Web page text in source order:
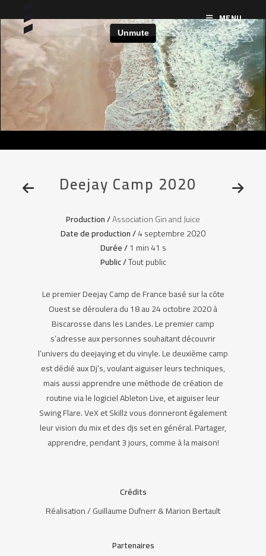
MENU
Deejay Camp 2020
Production /Association Gin and Juice
Date de production /4 septembre 2020
Durée /1 min 41 s
Public /Tout public
Le premier Deejay Camp de France basé sur la côte
Ouest se déroulera du 18 au 24 octobre 2020 à
Biscarosse dans les Landes. Le premier camp
s’adresse aux personnes souhaitant découvrir
l’univers du deejaying et du vinyle. Le deuxième camp
est dédié aux Dj’s, voulant aiguiser leurs techniques,
mais aussi apprendre une méthode de création de
routine via le logiciel Ableton Live, et aiguiser leur
Swing Flare. VeX et Skillz vous donneront également
leur vision du mix et des djs set en général. Partager,
apprendre, pendant 3 jours, comme à la maison!
Crédits
Réalisation / Guillaume Dufnerr & Marion Bertault
Partenaires